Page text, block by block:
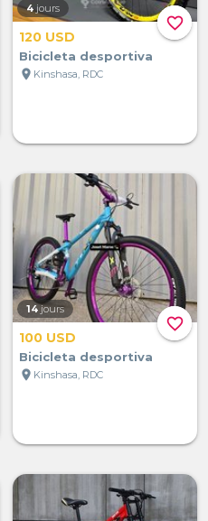
favorite_border
4 jours
120 USD
Bicicleta desportiva
location_on Kinshasa, RDC
favorite_border
14 jours
100 USD
Bicicleta desportiva
location_on Kinshasa, RDC